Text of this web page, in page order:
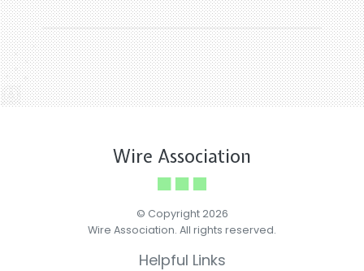
Wire Association
© Copyright 2026
Wire Association. All rights reserved.
Helpful Links